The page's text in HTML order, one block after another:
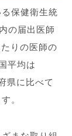
保健衛生統
の届出医師
りの医師の
平均は
県に比べて
。